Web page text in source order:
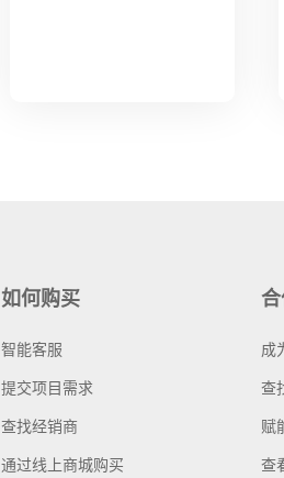
如何购买
智能客服
提交项目需求
查找经销商
通过线上商城购买
成
查
赋
查